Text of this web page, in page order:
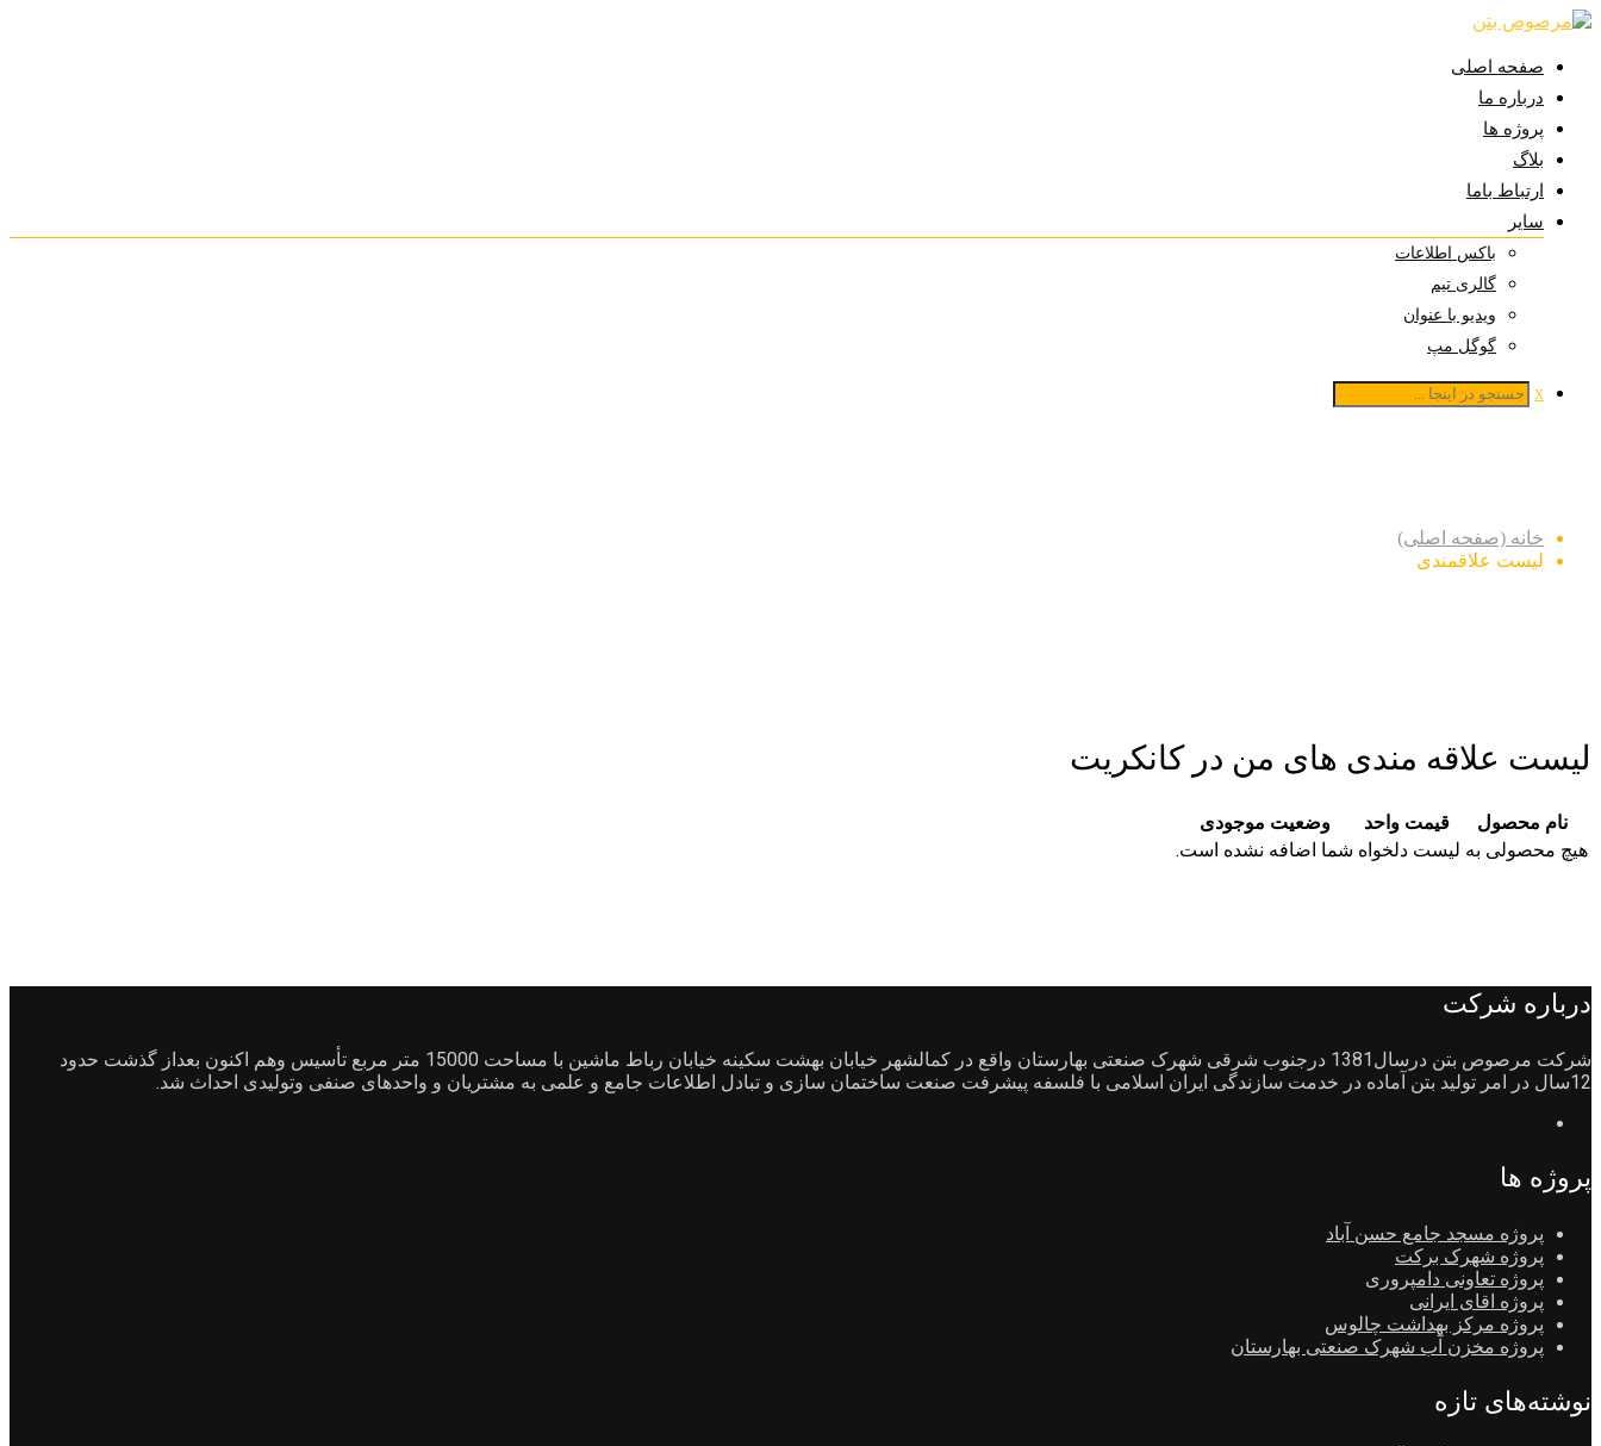
صفحه اصلی
درباره ما
پروژه ها
بلاگ
ارتباط باما
سایر
باکس اطلاعات
گالری تیم
ویدیو با عنوان
گوگل مپ
x
خانه (صفحه اصلی)
لیست علاقمندی
لیست علاقه مندی های من در کانکریت
نام محصول قیمت واحد
وضعیت موجودی
هیچ محصولی به لیست دلخواه شما اضافه نشده است.
درباره شرکت
شرکت مرصوص بتن درسال1381 درجنوب شرقی شهرک صنعتی بهارستان واقع در کمالشهر خیابان بهشت سکینه خیابان رباط ماشین با مساحت 15000 متر مربع تأسیس وهم اکنون بعداز گذشت حدود
12سال در امر تولید بتن آماده در خدمت سازندگی ایران اسلامی با فلسفه پیشرفت صنعت ساختمان سازی و تبادل اطلاعات جامع و علمی به مشتریان و واحدهای صنفی وتولیدی احداث شد.
پروژه ها
پروژه مسجد جامع حسن آباد
پروژه شهرک برکت
پروژه تعاونی دامپروری
پروژه اقای ایرانی
پروژه مرکز بهداشت چالوس
پروژه مخزن آب شهرک صنعتی بهارستان
نوشته‌های تازه